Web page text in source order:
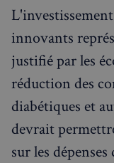
innovants
justifié par les
réduction des
diabétiques et
devrait
sur les